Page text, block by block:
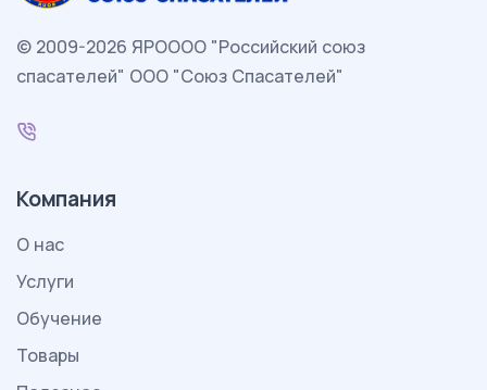
© 2009-2026 ЯРОООО "Российский союз
спасателей" ООО "Союз Спасателей"
Компания
О нас
Услуги
Обучение
Товары